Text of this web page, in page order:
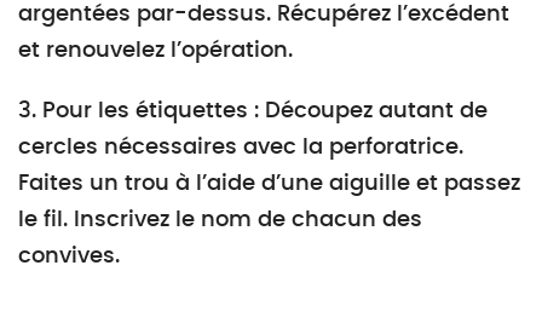
argentées par-dessus. Récupérez l’excédent
et renouvelez l’opération.
3. Pour les étiquettes : Découpez autant de
cercles nécessaires avec la perforatrice.
Faites un trou à l’aide d’une aiguille et passez
le fil. Inscrivez le nom de chacun des
convives.